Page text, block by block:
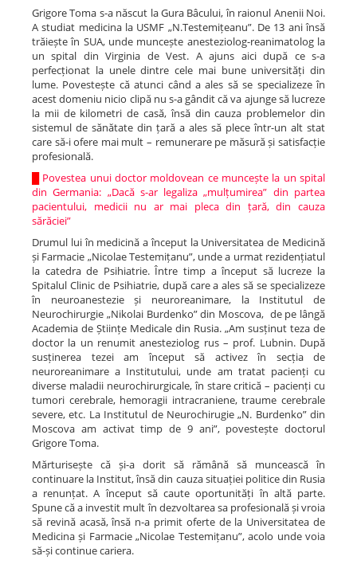
Grigore Toma s-a născut la Gura Bâcului, în raionul Anenii Noi.
A studiat medicina la USMF „N.Testemițeanu”. De 13 ani însă
trăiește în SUA, unde muncește anesteziolog-reanimatolog la
un spital din Virginia de Vest. A ajuns aici după ce s-a
perfecționat la unele dintre cele mai bune universități din
lume. Povestește că atunci când a ales să se specializeze în
acest domeniu nicio clipă nu s-a gândit că va ajunge să lucreze
la mii de kilometri de casă, însă din cauza problemelor din
sistemul de sănătate din țară a ales să plece într-un alt stat
care să-i ofere mai mult – remunerare pe măsură și satisfacție
profesională.
Povestea unui doctor moldovean ce muncește la un spital
din Germania: „Dacă s-ar legaliza „mulțumirea” din partea
pacientului, medicii nu ar mai pleca din țară, din cauza
sărăciei”
Drumul lui în medicină a început la Universitatea de Medicină
și Farmacie „Nicolae Testemițanu”, unde a urmat rezidențiatul
la catedra de Psihiatrie. Între timp a început să lucreze la
Spitalul Clinic de Psihiatrie, după care a ales să se specializeze
în neuroanestezie și neuroreanimare, la Institutul de
Neurochirurgie „Nikolai Burdenko” din Moscova, de pe lângă
Academia de Științe Medicale din Rusia. „Am susținut teza de
doctor la un renumit anesteziolog rus – prof. Lubnin. După
susținerea tezei am început să activez în secția de
neuroreanimare a Institutului, unde am tratat pacienți cu
diverse maladii neurochirurgicale, în stare critică – pacienți cu
tumori cerebrale, hemoragii intracraniene, traume cerebrale
severe, etc. La Institutul de Neurochirugie „N. Burdenko” din
Moscova am activat timp de 9 ani”, povestește doctorul
Grigore Toma.
Mărturisește că și-a dorit să rămână să muncească în
continuare la Institut, însă din cauza situației politice din Rusia
a renunțat. A început să caute oportunități în altă parte.
Spune că a investit mult în dezvoltarea sa profesională și vroia
să revină acasă, însă n-a primit oferte de la Universitatea de
Medicina și Farmacie „Nicolae Testemițanu”, acolo unde voia
să-și continue cariera.